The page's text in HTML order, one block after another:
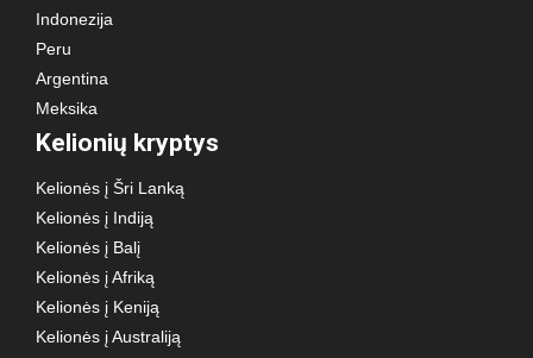
Indonezija
Peru
Argentina
Meksika
Kelionių kryptys
Kelionės į Šri Lanką
Kelionės į Indiją
Kelionės į Balį
Kelionės į Afriką
Kelionės į Keniją
Kelionės į Australiją